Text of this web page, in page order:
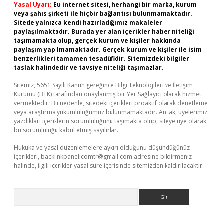
Yasal Uyarı: Bu internet sitesi, herhangi bir marka, kurum
veya şahıs şirketi ile hiçbir bağlantısı bulunmamaktadır.
Sitede yalnızca kendi hazırladığımız makaleler
paylaşılmaktadır. Burada yer alan içerikler haber niteliği
taşımamakta olup, gerçek kurum ve kişiler hakkında
paylaşım yapılmamaktadır. Gerçek kurum ve kişiler ile isim
benzerlikleri tamamen tesadüfidir. Sitemizdeki bilgiler
taslak halindedir ve tavsiye niteliği taşımazlar.
Sitemiz, 5651 Sayılı Kanun gereğince Bilgi Teknolojileri ve İletişim
Kurumu (BTK) tarafından onaylanmış bir Yer Sağlayıcı olarak hizmet
vermektedir. Bu nedenle, sitedeki içerikleri proaktif olarak denetleme
veya araştırma yükümlülüğümüz bulunmamaktadır. Ancak, üyelerimiz
yazdıkları içeriklerin sorumluluğunu taşımakta olup, siteye üye olarak
bu sorumluluğu kabul etmiş sayılırlar.
Hukuka ve yasal düzenlemelere aykırı olduğunu düşündüğünüz
içerikleri, backlinkpanelicomtr@gmail.com adresine bildirmeniz
halinde, ilgili içerikler yasal süre içerisinde sitemizden kaldırılacaktır.